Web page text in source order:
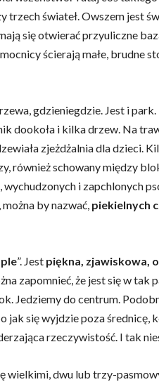
trzech świateł. Owszem jest
się otwierać przyuliczne
ścierają małe, brudne
gdzieniegdzie. Jest i
dookoła i kilka drzew. Na
zjeżdżalnia dla dzieci.
również schowany między
i zapchlonych
, można by nazwać, piekielnych
”. Jest piękna, zjawiskowa,
zapomnieć, że jest się w
Jedziemy do centrum.
jak się wyjdzie poza średnicę,
rzeczywistość. I tak
wielkimi, dwu lub trzy-